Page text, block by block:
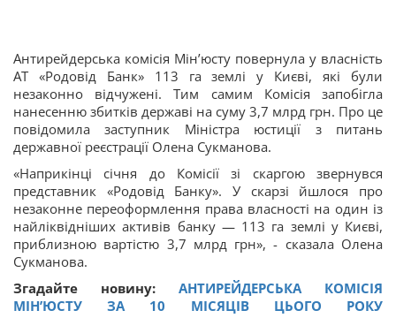
Антирейдерська комісія Мін’юсту повернула у власність
АТ «Родовід Банк» 113 га землі у Києві, які були
незаконно відчужені. Тим самим Комісія запобігла
нанесенню збитків державі на суму 3,7 млрд грн. Про це
повідомила заступник Міністра юстиції з питань
державної реєстрації Олена Сукманова.
«Наприкінці січня до Комісії зі скаргою звернувся
представник «Родовід Банку». У скарзі йшлося про
незаконне переоформлення права власності на один із
найліквідніших активів банку — 113 га землі у Києві,
приблизною вартістю 3,7 млрд грн», - сказала Олена
Сукманова.
Згадайте новину: АНТИРЕЙДЕРСЬКА КОМІСІЯ
МІН’ЮСТУ ЗА 10 МІСЯЦІВ ЦЬОГО РОКУ